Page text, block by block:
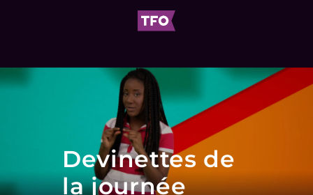
Devinettes de
la journée